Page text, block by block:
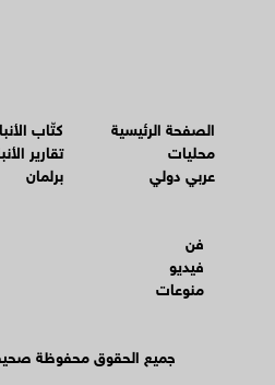
الصفحة الرئيسية
محليات
عربي دولي
كتّاب
تقارير
برلمان
فن
فيديو
منوعات
© جميع الحقوق محفوظة صحيفة